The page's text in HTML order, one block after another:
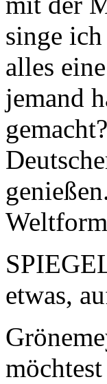
singe
alles
jemand
etwas,